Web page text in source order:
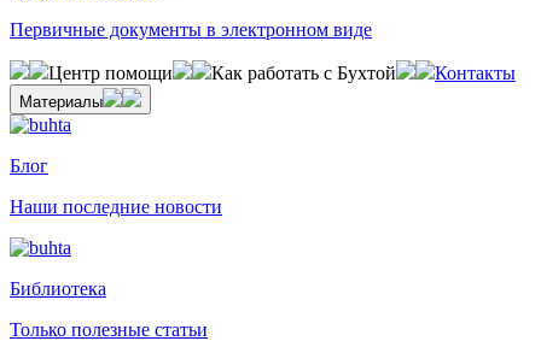
Первичные документы в электронном виде
Центр помощи Как работать с Бухтой Контакты
Материалы
Блог
Наши последние новости
Библиотека
Только полезные статьи